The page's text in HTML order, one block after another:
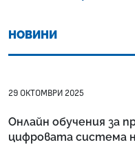
НОВИНИ
29 ОКТОМВРИ 2025
Онлайн обучения за
цифровата система